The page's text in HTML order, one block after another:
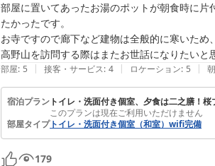
部屋に置いてあったお湯のポットが朝食時に
たかったです。
お寺ですので廊下など建物は全般的に寒いため
高野山を訪問する際はまたお世話になりたいと
部屋: 5 | 接客・サービス: 4 | ロケーション: 5 |
宿泊プラン トイレ・洗面付き個室、夕食は二之膳！桜
このプランは現在ご利用いただけません
部屋タイプトイレ・洗面付き個室（和室）wifi完備
179